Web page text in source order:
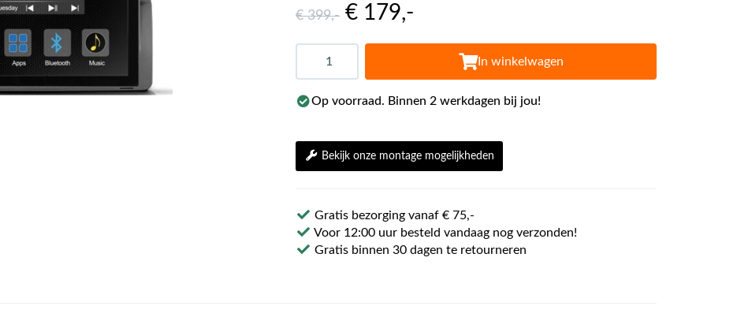
€ 399,-€ 179,-
In winkelwagen
Op voorraad. Binnen 2 werkdagen bij jou!
Bekijk onze montage mogelijkheden
Gratis bezorging vanaf € 75,-
Voor 12:00 uur besteld vandaag nog verzonden!
Gratis binnen 30 dagen te retourneren